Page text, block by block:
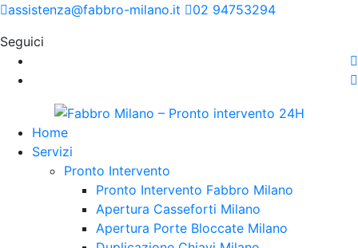
assistenza@fabbro-milano.it
02 94753294
Seguici
Home
Servizi
Pronto Intervento
Pronto Intervento Fabbro Milano
Apertura Casseforti Milano
Apertura Porte Bloccate Milano